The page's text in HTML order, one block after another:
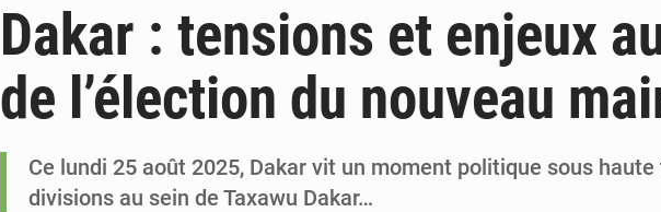
5 août 2026 Sénégal : Ousmane Diagne prêtera serment le 11 août comme
5 août 2026 Pétrole : le Sénégal clarifie les revenus tirés du champ de Sangomar et réfute les
Dakar : tensions et enjeux
de l’élection du nouveau
Ce lundi 25 août 2025, Dakar vit un moment politique sous
divisions au sein de Taxawu Dakar…